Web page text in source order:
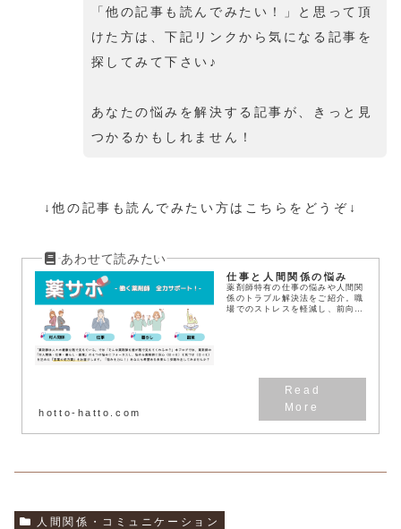
「他の記事も読んでみたい！」と思って頂
けた方は、下記リンクから気になる記事を
探してみて下さい♪
あなたの悩みを解決する記事が、きっと見
つかるかもしれません！
↓他の記事も読んでみたい方はこちらをどうぞ↓
仕事と人間関係の悩み
薬剤師特有の仕事の悩みや人間関
係のトラブル解決法をご紹介。職
場でのストレスを軽減し、前向き
hotto-hatto.com
人間関係・コミュニケーション